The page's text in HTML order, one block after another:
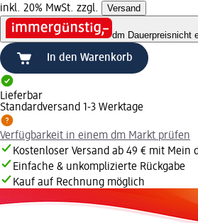
inkl. 20% MwSt. zzgl. Versand
dm Dauerpreisnicht
In den Warenkorb
Lieferbar
Standardversand 1-3 Werktage
Verfügbarkeit in einem dm Markt prüfen
Kostenloser Versand ab 49 € mit Mein
Einfache & unkomplizierte Rückgabe
Kauf auf Rechnung möglich